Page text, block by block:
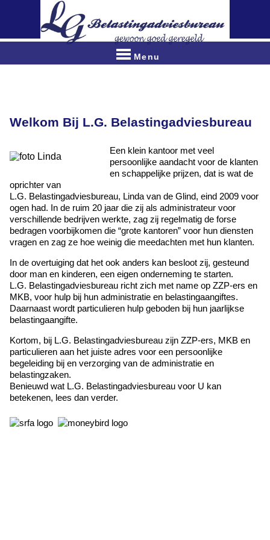
Menu
Welkom Bij L.G. Belastingadviesbureau
Een klein kantoor met veel
persoonlijke aandacht voor de klanten
en schappelijke prijzen, dat is wat de
oprichter van
L.G. Belastingadviesbureau, Linda van de Glind, eind 2009 voor
ogen had. In de ruim 20 jaar die zij als administrateur voor
verschillende bedrijven werkte, zag zij regelmatig de forse
bedragen voorbijkomen die “grote kantoren” voor hun diensten
vragen en zag ze hoe weinig die meedachten met hun klanten.
In de overtuiging dat het ook anders kan besloot zij, gesteund
door man en kinderen, een eigen onderneming te starten.
L.G. Belastingadviesbureau richt zich met name op ZZP-ers en
MKB, voor hulp bij hun administratie en belastingaangiftes.
Daarnaast wordt particulieren hulp geboden bij hun jaarlijkse
belastingaangifte.
Kortom, bij L.G. Belastingadviesbureau zijn ZZP-ers, MKB en
particulieren aan het juiste adres voor een persoonlijke
begeleiding bij en verzorging van de administratie en
belastingzaken.
Benieuwd wat L.G. Belastingadviesbureau voor U kan
betekenen, lees dan verder.